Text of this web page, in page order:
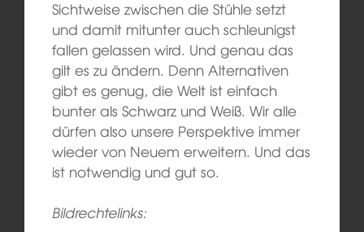
Sichtweise zwischen die Stühle setzt
und damit mitunter auch schleunigst
fallen gelassen wird. Und genau das
gilt es zu ändern. Denn Alternativen
gibt es genug, die Welt ist einfach
bunter als Schwarz und Weiß. Wir alle
dürfen also unsere Perspektive immer
wieder von Neuem erweitern. Und das
ist notwendig und gut so.
Bildrechtelinks: